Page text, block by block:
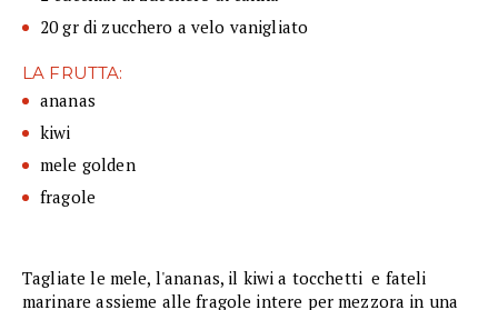
20 gr di zucchero a velo vanigliato
LA FRUTTA:
ananas
kiwi
mele golden
fragole
Tagliate le mele, l'ananas, il kiwi a tocchetti e fateli
marinare assieme alle fragole intere per mezzora in una